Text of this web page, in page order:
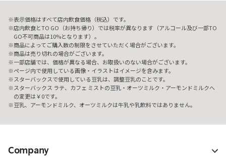
表示価格はすべて店内飲食価格（税込）です。
店内飲食とTO GO（お持ち帰り）では税率が異なります（アルコール及び一部TO
GO不可商品は10%となります）。
商品によってご購入数の制限をさせていただく場合がございます。
商品は売り切れの場合がございます。
一部店舗では、価格が異なる場合、お取扱いのない場合がございます。
ページ内で使用している画像・イラストはイメージを含みます。
スターバックスで使用している豆乳は、調整豆乳のことです。
スターバックス ラテ、カフェ ミストの豆乳・オーツミルク・アーモンドミルクへ
の変更は￥0です。
豆乳、アーモンドミルク、オーツミルクは牛乳や乳飲料ではありません。
Company